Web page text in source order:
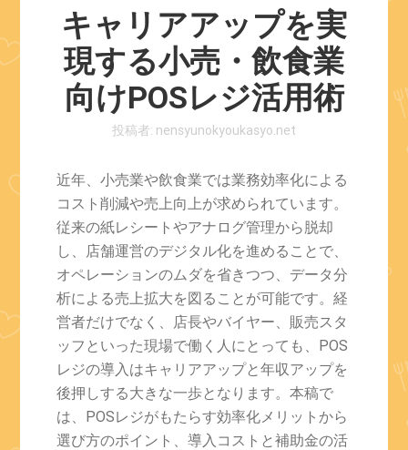
キャリアアップを実
現する小売・飲食業
向けPOSレジ活用術
投稿者: nensyunokyoukasyo.net
近年、小売業や飲食業では業務効率化による
コスト削減や売上向上が求められています。
従来の紙レシートやアナログ管理から脱却
し、店舗運営のデジタル化を進めることで、
オペレーションのムダを省きつつ、データ分
析による売上拡大を図ることが可能です。経
営者だけでなく、店長やバイヤー、販売スタ
ッフといった現場で働く人にとっても、POS
レジの導入はキャリアアップと年収アップを
後押しする大きな一歩となります。本稿で
は、POSレジがもたらす効率化メリットから
選び方のポイント、導入コストと補助金の活